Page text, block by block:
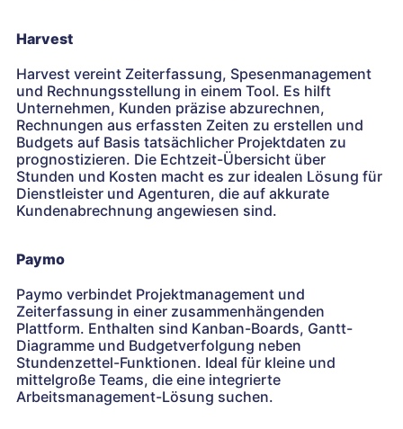
Harvest
Harvest vereint Zeiterfassung, Spesenmanagement
und Rechnungsstellung in einem Tool. Es hilft
Unternehmen, Kunden präzise abzurechnen,
Rechnungen aus erfassten Zeiten zu erstellen und
Budgets auf Basis tatsächlicher Projektdaten zu
prognostizieren. Die Echtzeit-Übersicht über
Stunden und Kosten macht es zur idealen Lösung für
Dienstleister und Agenturen, die auf akkurate
Kundenabrechnung angewiesen sind.
Paymo
Paymo verbindet Projektmanagement und
Zeiterfassung in einer zusammenhängenden
Plattform. Enthalten sind Kanban-Boards, Gantt-
Diagramme und Budgetverfolgung neben
Stundenzettel-Funktionen. Ideal für kleine und
mittelgroße Teams, die eine integrierte
Arbeitsmanagement-Lösung suchen.